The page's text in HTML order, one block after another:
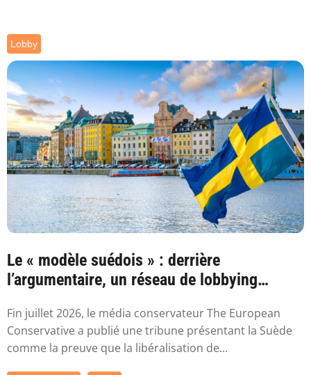
Lobby
Le « modèle suédois » : derrière
l’argumentaire, un réseau de lobbying
Fin juillet 2026, le média conservateur The European
Conservative a publié une tribune présentant la Suède
comme la preuve que la libéralisation de...